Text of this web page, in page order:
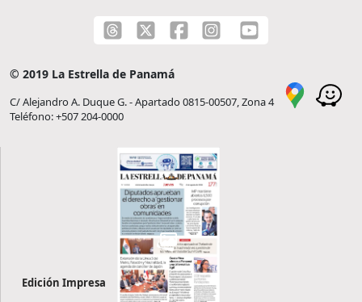
© 2019 La Estrella de Panamá
C/ Alejandro A. Duque G. - Apartado 0815-00507, Zona 4
Teléfono: +507 204-0000
Edición Impresa